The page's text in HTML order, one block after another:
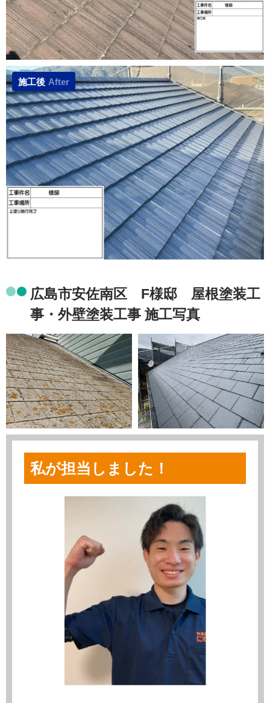
施工後 After
広島市安佐南区 F様邸 屋根塗装工
事・外壁塗装工事 施工写真
私が担当しました！